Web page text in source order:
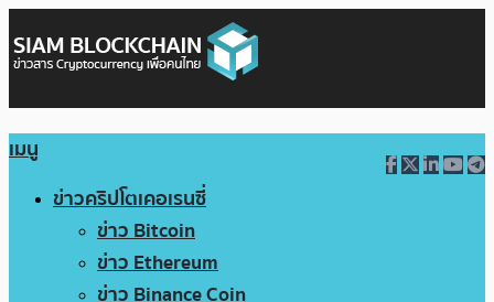
เมนู
ข่าวคริปโตเคอเรนซี่
ข่าว Bitcoin
ข่าว Ethereum
ข่าว Binance Coin